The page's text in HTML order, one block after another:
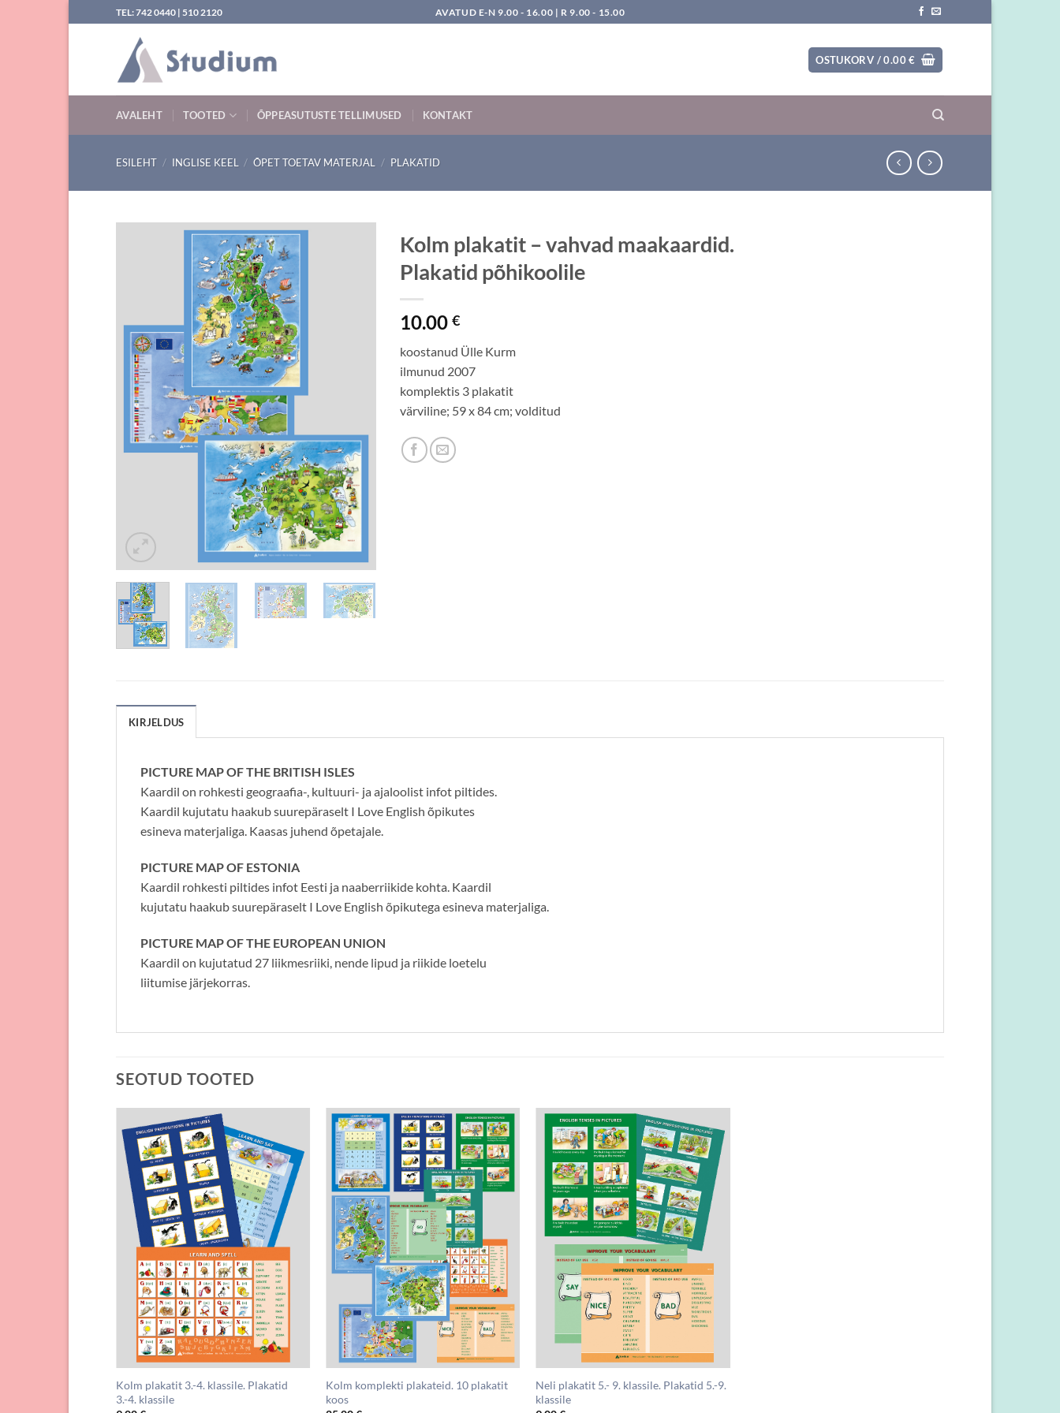
to
TEL: 742 0440 | 510 2120 AVATUD E-N 9.00 - 16.00 | R 9.00 - 15.00
OSTUKORV /0.00€
AVALEHT TOOTED ÕPPEASUTUSTE TELLIMUSED KONTAKT
ESILEHT / INGLISE KEEL / ÕPET TOETAV MATERJAL / PLAKATID
Kolm plakatit – vahvad maakaardid.
Plakatid põhikoolile
10.00 €
koostanud Ülle Kurm
ilmunud 2007
komplektis 3 plakatit
värviline; 59 x 84 cm; volditud
KIRJELDUS
PICTURE MAP OF THE BRITISH ISLES
Kaardil on rohkesti geograafia-, kultuuri- ja ajaloolist infot piltides.
Kaardil kujutatu haakub suurepäraselt I Love English õpikutes
esineva materjaliga. Kaasas juhend õpetajale.
PICTURE MAP OF ESTONIA
Kaardil rohkesti piltides infot Eesti ja naaberriikide kohta. Kaardil
kujutatu haakub suurepäraselt I Love English õpikutega esineva materjaliga.
PICTURE MAP OF THE EUROPEAN UNION
Kaardil on kujutatud 27 liikmesriiki, nende lipud ja riikide loetelu
liitumise järjekorras.
SEOTUD TOOTED
Kolm plakatit 3.-4. klassile. Plakatid
3.-4. klassile
Kolm komplekti plakateid. 10 plakatit
koos
Neli plakatit 5.- 9. klassile. Plakatid 5.-9.
klassile